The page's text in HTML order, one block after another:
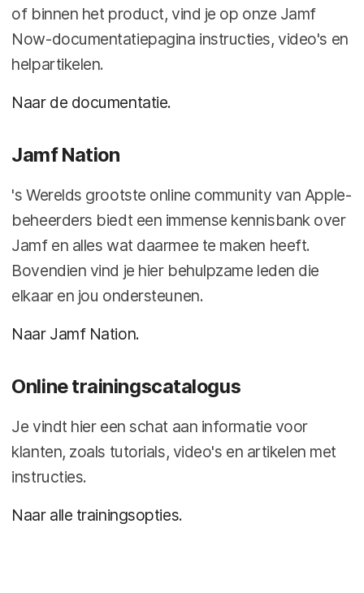
of binnen het product, vind je op onze Jamf
Now-documentatiepagina instructies, video's en
helpartikelen.
Naar de documentatie.
Jamf Nation
's Werelds grootste online community van Apple-
beheerders biedt een immense kennisbank over
Jamf en alles wat daarmee te maken heeft.
Bovendien vind je hier behulpzame leden die
elkaar en jou ondersteunen.
Naar Jamf Nation.
Online trainingscatalogus
Je vindt hier een schat aan informatie voor
klanten, zoals tutorials, video's en artikelen met
instructies.
Naar alle trainingsopties.